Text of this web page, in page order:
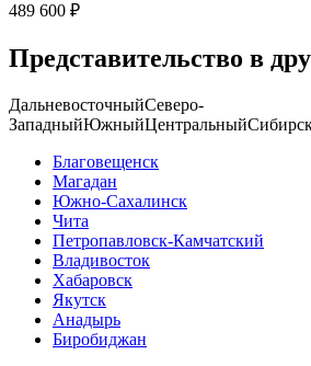
489 600 ₽
Представительство в
ДальневосточныйСеверо-
ЗападныйЮжныйЦентральный
Благовещенск
Магадан
Южно-Сахалинск
Чита
Петропавловск-Камчатский
Владивосток
Хабаровск
Якутск
Анадырь
Биробиджан